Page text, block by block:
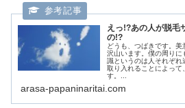
えっ!?あの人が脱毛
の!?
どうも、つばきです。
沢山います。僕の周り
識というのは人それぞれ
取り入れることによって
す。...
arasa-papaninaritai.com